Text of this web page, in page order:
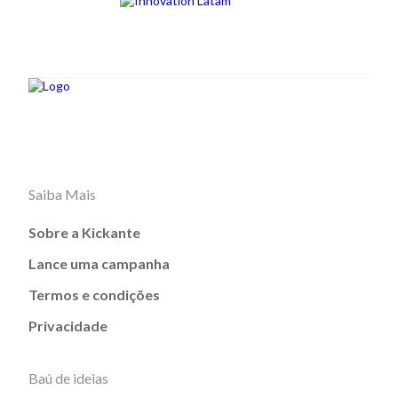
Saiba Mais
Sobre a Kickante
Lance uma campanha
Termos e condições
Privacidade
Baú de ideias